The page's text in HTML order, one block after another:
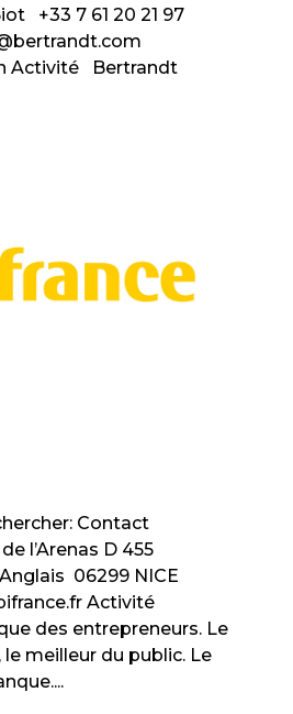
+33 7 61 20 21 97
Activité Bertrandt
Contact
l’Arenas D 455
06299 NICE
Activité
des entrepreneurs. Le
meilleur du public. Le